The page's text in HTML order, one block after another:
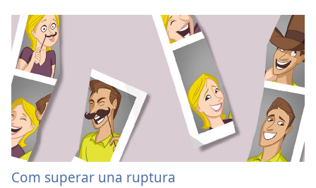
Com superar una ruptura